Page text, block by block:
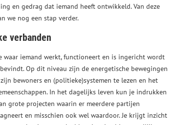
en gedrag dat iemand heeft ontwikkeld. Van deze
we nog een stap verder.
verbanden
waar iemand werkt, functioneert en is ingericht wordt
Op dit niveau zijn de energetische bewegingen
bewoners en (politieke)systemen te lezen en het
In het dagelijks leven kun je indrukken
grote projecten waarin er meerdere partijen
en misschien ook wel waardoor. Je krijgt inzicht